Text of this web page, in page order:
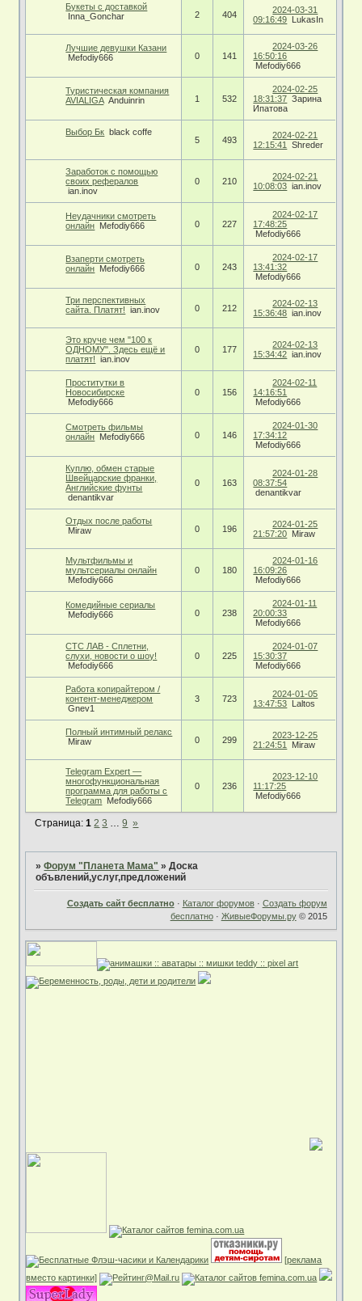
Букеты с доставкой
Inna_Gonchar
2 404
2024-03-31
09:16:49 LukasIn
Лучшие девушки Казани
Mefodiy666
0 141
2024-03-26
16:50:16
Mefodiy666
Туристическая компания
AVIALIGA Anduinrin 1 532
2024-02-25
18:31:37 Зарина
Ипатова
Выбор Бк black coffe
5
493
2024-02-21
12:15:41
Shreder
Заработок с помощью
своих рефералов
ian.inov
0 210
2024-02-21
10:08:03 ian.inov
Неудачники смотреть
онлайн Mefodiy666 0 227
2024-02-17
17:48:25
Mefodiy666
Взаперти смотреть
онлайн Mefodiy666 0 243
2024-02-17
13:41:32
Mefodiy666
Три перспективных
сайта. Платят!
ian.inov 0 212
2024-02-13
15:36:48 ian.inov
Это круче чем "100 к
ОДНОМУ". Здесь ещё и
платят!
ian.inov
0 177
2024-02-13
15:34:42 ian.inov
Проститутки в
Новосибирске
Mefodiy666
0 156
2024-02-11
14:16:51
Mefodiy666
Смотреть фильмы
онлайн Mefodiy666 0 146
2024-01-30
17:34:12
Mefodiy666
Куплю, обмен старые
Швейцарские франки,
Английские фунты
denantikvar
0 163
2024-01-28
08:37:54
denantikvar
Отдых после работы
Miraw
0 196
2024-01-25
21:57:20 Miraw
Мультфильмы и
мультсериалы онлайн
Mefodiy666
0 180
2024-01-16
16:09:26
Mefodiy666
Комедийные сериалы
Mefodiy666
0 238
2024-01-11
20:00:33
Mefodiy666
СТС ЛАВ - Сплетни,
слухи, новости о шоу!
Mefodiy666
0 225
2024-01-07
15:30:37
Mefodiy666
Работа копирайтером /
контент-менеджером
Gnev1
3 723
2024-01-05
13:47:53 Laltos
Полный интимный релакс
Miraw
0 299
2023-12-25
21:24:51
Miraw
Telegram Expert —
многофункциональная
программа для работы с
Telegram Mefodiy666
0 236
2023-12-10
11:17:25
Mefodiy666
Страница:1 2 3 … 9 »
»Форум "Планета Мама" »Доска
объвлений,услуг,предложений
Создать сайт бесплатно· Каталог форумов· Создать форум
бесплатно· ЖивыеФорумы.ру© 2015
[реклама
вместо картинки]